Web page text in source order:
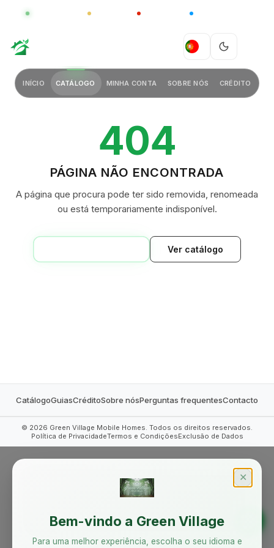
GLOBAL CHINA
PT
INÍCIO CATÁLOGO MINHA CONTA SOBRE NÓS CRÉDITO
404
PÁGINA NÃO ENCONTRADA
A página que procura pode ter sido removida, renomeada
ou está temporariamente indisponível.
Ver catálogo
CatálogoGuiasCréditoSobre nósPerguntas frequentesContacto
© 2026 Green Village Mobile Homes. Todos os direitos reservados.
Política de PrivacidadeTermos e CondiçõesExclusão de Dados
✕
Bem-vindo a Green Village
Para uma melhor experiência, escolha o seu idioma e